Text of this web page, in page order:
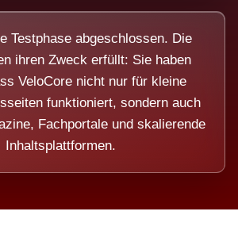
Testphase abgeschlossen. Die
ihren Zweck erfüllt: Sie haben
VeloCore nicht nur für kleine
funktioniert, sondern auch
Fachportale und skalierende
Inhaltsplattformen.